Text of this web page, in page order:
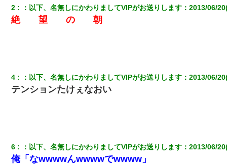
デパートの外商『私さんだと名乗る女が、ツケで宝石を買おうと
していて…』私「！？」→ 翌日。ママ友たちの様子が微妙におか
しくなり・・・
【驚愕】私「今まで育てた分のお金返してね(冗談)」息子「はい、
3000万円」→数年後。私「妹が病気になったから援助して欲し
い」→
見合いにて。嫁「はじめまして」俺「失礼ですが○○さんご本人で
すか？」
2 ： 以下、名無しにかわりましてVIPがお送りします ：2013/06/
絶 望 の 朝
4 ： 以下、名無しにかわりましてVIPがお送りします ：2013/06/
テンションたけぇなおい
6 ： 以下、名無しにかわりましてVIPがお送りします ：2013/06/
俺「なwwwwんwwwwでwwww」